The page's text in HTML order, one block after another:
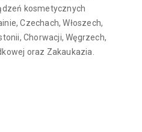
kosmetycznych
Czechach, Włoszech,
Chorwacji, Węgrzech,
oraz Zakaukazia.